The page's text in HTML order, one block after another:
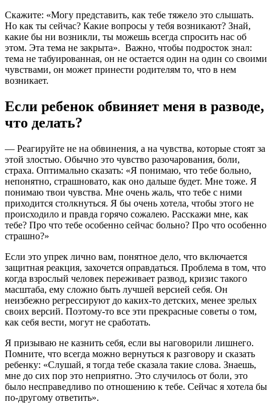
Скажите: «Могу представить, как тебе тяжело это слышать.
Но как ты сейчас? Какие вопросы у тебя возникают? Знай,
какие бы ни возникли, ты можешь всегда спросить нас об
этом. Эта тема не закрыта». Важно, чтобы подросток знал:
тема не табуированная, он не остается один на один со своими
чувствами, он может принести родителям то, что в нем
возникает.
Если ребенок обвиняет меня в разводе,
что делать?
— Реагируйте не на обвинения, а на чувства, которые стоят за
этой злостью. Обычно это чувство разочарования, боли,
страха. Оптимально сказать: «Я понимаю, что тебе больно,
непонятно, страшновато, как оно дальше будет. Мне тоже. Я
понимаю твои чувства. Мне очень жаль, что тебе с ними
приходится столкнуться. Я бы очень хотела, чтобы этого не
происходило и правда горячо сожалею. Расскажи мне, как
тебе? Про что тебе особенно сейчас больно? Про что особенно
страшно?»
Если это упрек лично вам, понятное дело, что включается
защитная реакция, захочется оправдаться. Проблема в том, что
когда взрослый человек переживает развод, кризис такого
масштаба, ему сложно быть лучшей версией себя. Он
неизбежно регрессируют до каких-то детских, менее зрелых
своих версий. Поэтому-то все эти прекрасные советы о том,
как себя вести, могут не сработать.
Я призываю не казнить себя, если вы наговорили лишнего.
Помните, что всегда можно вернуться к разговору и сказать
ребенку: «Слушай, я тогда тебе сказала такие слова. Знаешь,
мне до сих пор это неприятно. Это случилось от боли, это
было несправедливо по отношению к тебе. Сейчас я хотела бы
по-другому ответить».